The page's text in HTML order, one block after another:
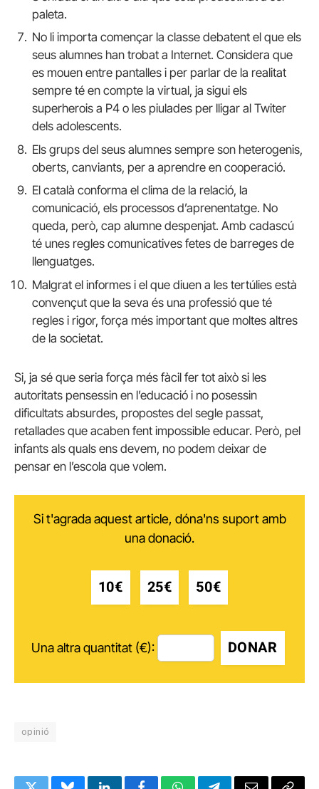
paleta.
No li importa començar la classe debatent el que els
seus alumnes han trobat a Internet. Considera que
es mouen entre pantalles i per parlar de la realitat
sempre té en compte la virtual, ja sigui els
superherois a P4 o les piulades per lligar al Twiter
dels adolescents.
Els grups del seus alumnes sempre son heterogenis,
oberts, canviants, per a aprendre en cooperació.
El català conforma el clima de la relació, la
comunicació, els processos d’aprenentatge. No
queda, però, cap alumne despenjat. Amb cadascú
té unes regles comunicatives fetes de barreges de
llenguatges.
Malgrat el informes i el que diuen a les tertúlies està
convençut que la seva és una professió que té
regles i rigor, força més important que moltes altres
de la societat.
Si, ja sé que seria força més fàcil fer tot això si les
autoritats pensessin en l’educació i no posessin
dificultats absurdes, propostes del segle passat,
retallades que acaben fent impossible educar. Però, pel
infants als quals ens devem, no podem deixar de
pensar en l’escola que volem.
Si t'agrada aquest article, dóna'ns suport amb
una donació.
10€ 25€ 50€
Una altra quantitat (€): DONAR
opinió